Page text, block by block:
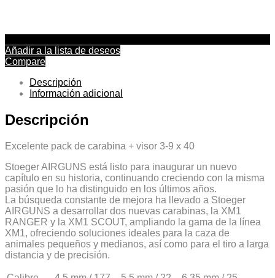
Añadir a la lista de deseos
Compare
Descripción
Información adicional
Descripción
Excelente pack de carabina + visor 3-9 x 40
Stoeger AIRGUNS está listo para inaugurar un nuevo
capítulo en su historia, continuando creciendo con la misma
pasión que lo ha distinguido en los últimos años.
La búsqueda constante de mejora ha llevado a Stoeger
AIRGUNS a desarrollar dos nuevas carabinas, la XM1
RANGER y la XM1 SCOUT, ampliando la gama de la línea
XM1, ofreciendo soluciones ideales para la caza de
animales pequeños y medianos, así como para el tiro a larga
distancia y de precisión.